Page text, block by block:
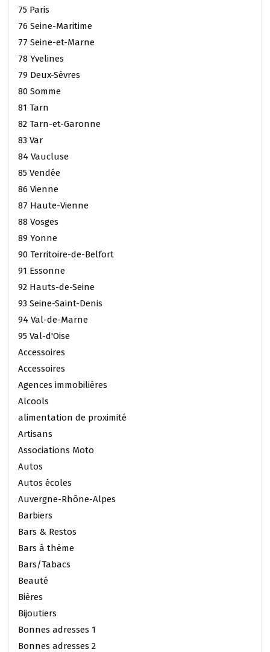
75 Paris
76 Seine-Maritime
77 Seine-et-Marne
78 Yvelines
79 Deux-Sèvres
80 Somme
81 Tarn
82 Tarn-et-Garonne
83 Var
84 Vaucluse
85 Vendée
86 Vienne
87 Haute-Vienne
88 Vosges
89 Yonne
90 Territoire-de-Belfort
91 Essonne
92 Hauts-de-Seine
93 Seine-Saint-Denis
94 Val-de-Marne
95 Val-d'Oise
Accessoires
Accessoires
Agences immobilières
Alcools
alimentation de proximité
Artisans
Associations Moto
Autos
Autos écoles
Auvergne-Rhône-Alpes
Barbiers
Bars & Restos
Bars à thème
Bars/Tabacs
Beauté
Bières
Bijoutiers
Bonnes adresses 1
Bonnes adresses 2